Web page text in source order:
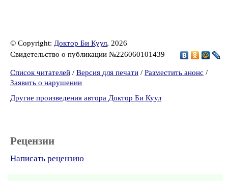
© Copyright: Доктор Би Куул, 2026
Свидетельство о публикации №226060101439
Список читателей / Версия для печати / Разместить анонс /
Заявить о нарушении
Другие произведения автора Доктор Би Куул
Рецензии
Написать рецензию